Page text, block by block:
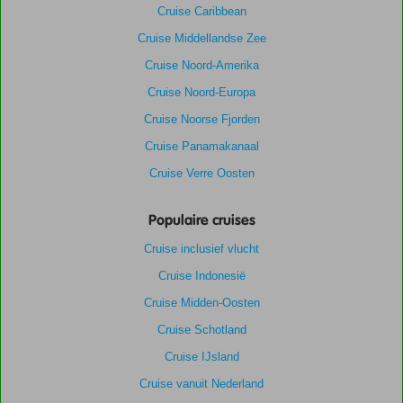
Cruise Caribbean
Cruise Middellandse Zee
Cruise Noord-Amerika
Cruise Noord-Europa
Cruise Noorse Fjorden
Cruise Panamakanaal
Cruise Verre Oosten
Populaire cruises
Cruise inclusief vlucht
Cruise Indonesië
Cruise Midden-Oosten
Cruise Schotland
Cruise IJsland
Cruise vanuit Nederland